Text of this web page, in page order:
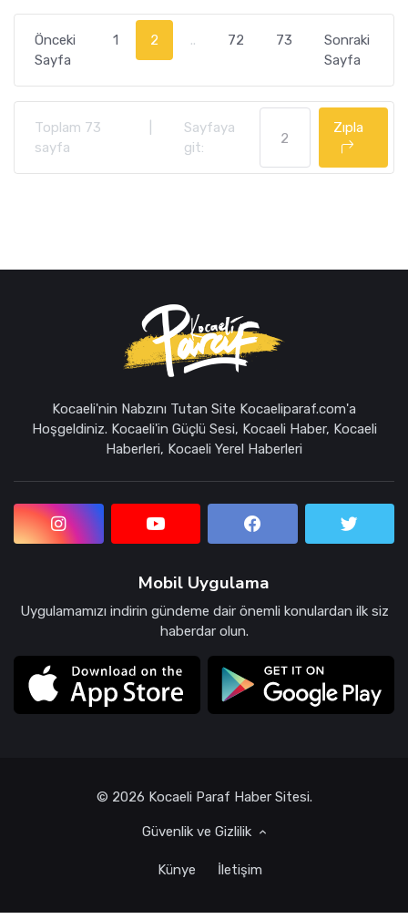
Önceki
Sayfa
1 2 .. 72 73
Sonraki
Sayfa
Toplam 73
sayfa
Sayfaya
git:
Zıpla
Kocaeli'nin Nabzını Tutan Site Kocaeliparaf.com'a
Hoşgeldiniz. Kocaeli'in Güçlü Sesi, Kocaeli Haber, Kocaeli
Haberleri, Kocaeli Yerel Haberleri
Mobil Uygulama
Uygulamamızı indirin gündeme dair önemli konulardan ilk siz
haberdar olun.
© 2026 Kocaeli Paraf Haber Sitesi.
Güvenlik ve Gizlilik
Künye İletişim